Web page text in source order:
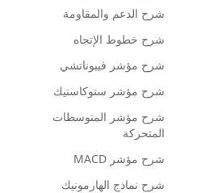
شرح الدعم والمقاومة
شرح خطوط الإتجاه
شرح مؤشر فيبوناتشي
شرح مؤشر ستوكاستيك
شرح مؤشر المتوسطات
المتحركة
شرح مؤشر MACD
شرح نماذج الهارمونيك